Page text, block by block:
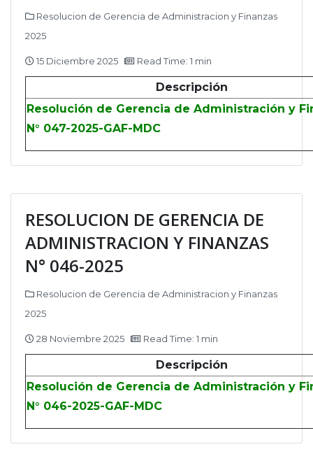
Resolucion de Gerencia de Administracion y Finanzas
2025
15 Diciembre 2025 Read Time: 1 min
Descripción
Resolución de Gerencia de Administración y
N° 047-2025-GAF-MDC
RESOLUCION DE GERENCIA DE
ADMINISTRACION Y FINANZAS
N° 046-2025
Resolucion de Gerencia de Administracion y Finanzas
2025
28 Noviembre 2025 Read Time: 1 min
Descripción
Resolución de Gerencia de Administración y
N° 046-2025-GAF-MDC